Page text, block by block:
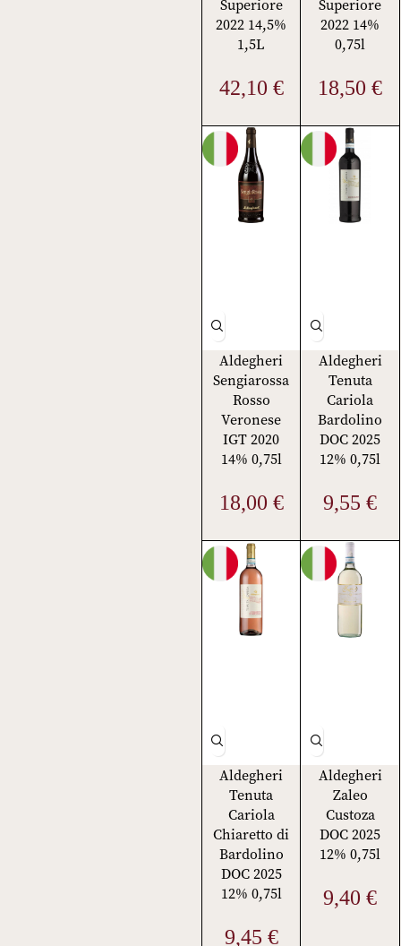
Superiore
2022 14,5%
1,5L
42,10 €
Superiore
2022 14%
0,75l
18,50€
Aldegheri
Sengiarossa
Rosso
Veronese
IGT 2020
14% 0,75l
18,00 €
Aldegheri
Tenuta
Cariola
Bardolino
DOC 2025
12% 0,75l
9,55€
Aldegheri
Tenuta
Cariola
Chiaretto di
Bardolino
DOC 2025
12% 0,75l
9,45 €
Aldegheri
Zaleo
Custoza
DOC 2025
12% 0,75l
9,40€